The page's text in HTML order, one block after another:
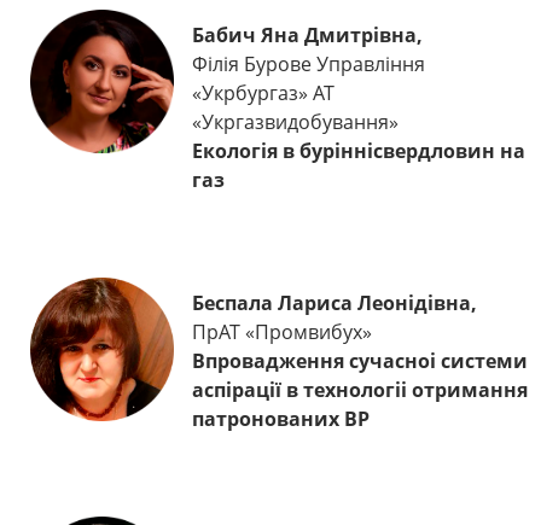
Бабич Яна Дмитрівна,
Філія Бурове Управління
«Укрбургаз» АТ
«Укргазвидобування»
Екологія в буріннісвердловин на
газ
Беспала Лариса Леонідівна,
ПрАТ «Промвибух»
Впровадження сучасноi системи
аспірації в технологii отримання
патронованих ВР